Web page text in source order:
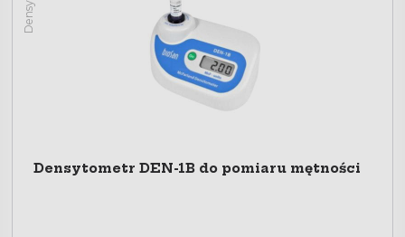
Densytometr DEN-1B do pomiaru mętności